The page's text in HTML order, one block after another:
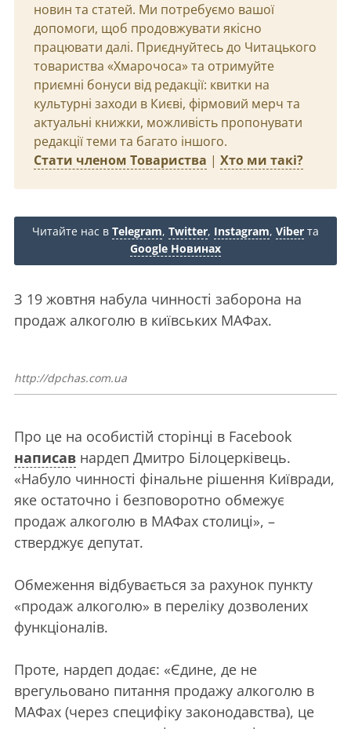
новин та статей. Ми потребуємо вашої
допомоги, щоб продовжувати якісно
працювати далі. Приєднуйтесь до Читацького
товариства «Хмарочоса» та отримуйте
приємні бонуси від редакції: квитки на
культурні заходи в Києві, фірмовий мерч та
актуальні книжки, можливість пропонувати
редакції теми та багато іншого.
Стати членом Товариства | Хто ми такі?
Читайте нас в Telegram, Twitter, Instagram, Viber та
Google Новинах
З 19 жовтня набула чинності заборона на
продаж алкоголю в київських МАФах.
http://dpchas.com.ua
Про це на особистій сторінці в Facebook
написав нардеп Дмитро Білоцерківець.
«Набуло чинності фінальне рішення Київради,
яке остаточно і безповоротно обмежує
продаж алкоголю в МАФах столиці», –
стверджує депутат.
Обмеження відбувається за рахунок пункту
«продаж алкоголю» в переліку дозволених
функціоналів.
Проте, нардеп додає: «Єдине, де не
врегульовано питання продажу алкоголю в
МАФах (через специфіку законодавства), це